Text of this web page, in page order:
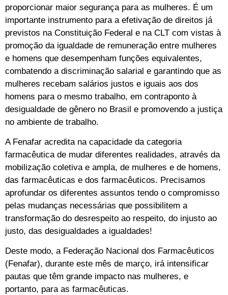
proporcionar maior segurança para as mulheres. É um
importante instrumento para a efetivação de direitos já
previstos na Constituição Federal e na CLT com vistas à
promoção da igualdade de remuneração entre mulheres
e homens que desempenham funções equivalentes,
combatendo a discriminação salarial e garantindo que as
mulheres recebam salários justos e iguais aos dos
homens para o mesmo trabalho, em contraponto à
desigualdade de gênero no Brasil e promovendo a justiça
no ambiente de trabalho.
A Fenafar acredita na capacidade da categoria
farmacêutica de mudar diferentes realidades, através da
mobilização coletiva e ampla, de mulheres e de homens,
das farmacêuticas e dos farmacêuticos. Precisamos
aprofundar os diferentes assuntos tendo o compromisso
pelas mudanças necessárias que possibilitem a
transformação do desrespeito ao respeito, do injusto ao
justo, das desigualdades a igualdades!
Deste modo, a Federação Nacional dos Farmacêuticos
(Fenafar), durante este mês de março, irá intensificar
pautas que têm grande impacto nas mulheres, e
portanto, para as farmacêuticas.